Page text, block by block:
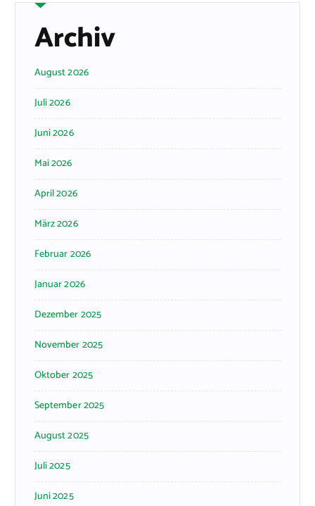
Archiv
August 2026
Juli 2026
Juni 2026
Mai 2026
April 2026
März 2026
Februar 2026
Januar 2026
Dezember 2025
November 2025
Oktober 2025
September 2025
August 2025
Juli 2025
Juni 2025